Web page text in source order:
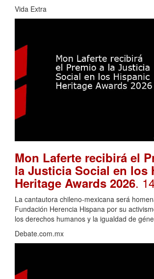
Vida Extra
Mon Laferte recibirá el
la Justicia Social en los
Heritage Awards 2026.
La cantautora chileno-mexicana será
Fundación Herencia Hispana por su
los derechos humanos y la igualdad de
Debate.com.mx